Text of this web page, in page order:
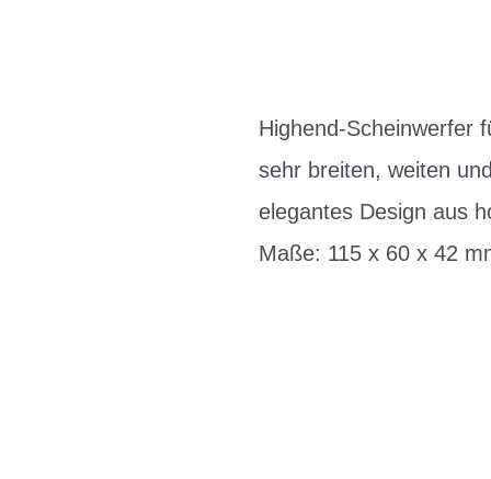
Highend-Scheinwerfer
sehr breiten, weiten
elegantes Design aus
Maße: 115 x 60 x 42